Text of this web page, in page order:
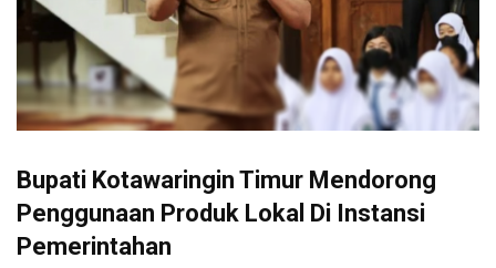
Bupati Kotawaringin Timur Mendorong
Penggunaan Produk Lokal Di Instansi
Pemerintahan